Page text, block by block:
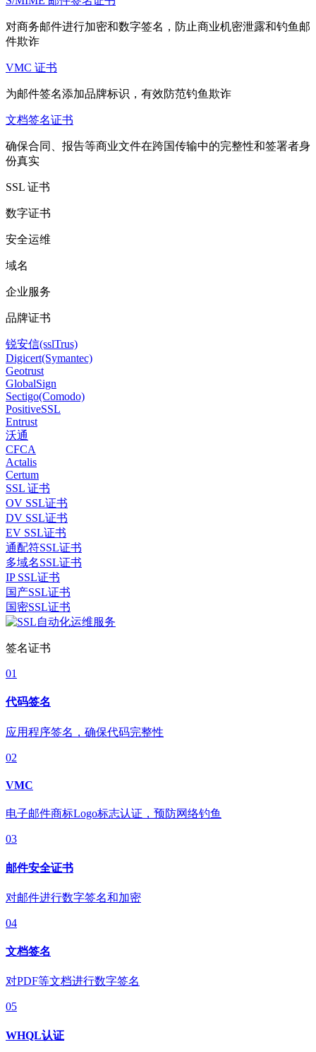
对商务邮件进行加密和数字签名，防止商业机密泄露和钓鱼邮
件欺诈
VMC 证书
为邮件签名添加品牌标识，有效防范钓鱼欺诈
文档签名证书
确保合同、报告等商业文件在跨国传输中的完整性和签署者身
份真实
SSL 证书
数字证书
安全运维
域名
企业服务
品牌证书
锐安信(sslTrus)
Digicert(Symantec)
Geotrust
GlobalSign
Sectigo(Comodo)
PositiveSSL
Entrust
沃通
CFCA
Actalis
Certum
SSL 证书
OV SSL证书
DV SSL证书
EV SSL证书
通配符SSL证书
多域名SSL证书
IP SSL证书
国产SSL证书
国密SSL证书
签名证书
01
代码签名
应用程序签名，确保代码完整性
02
VMC
电子邮件商标Logo标志认证，预防网络钓鱼
03
邮件安全证书
对邮件进行数字签名和加密
04
文档签名
对PDF等文档进行数字签名
05
WHQL认证